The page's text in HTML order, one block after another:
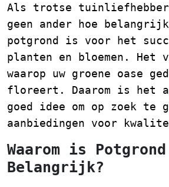
Als trotse
geen ander hoe belangrijk
potgrond is voor het
planten en bloemen. Het
waarop uw groene oase
floreert. Daarom is het
goed idee om op zoek te
aanbiedingen voor
Waarom is Potgrond
Belangrijk?